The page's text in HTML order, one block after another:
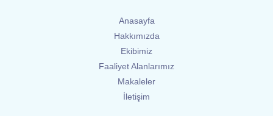
Anasayfa
Hakkımızda
Ekibimiz
Faaliyet Alanlarımız
Makaleler
İletişim